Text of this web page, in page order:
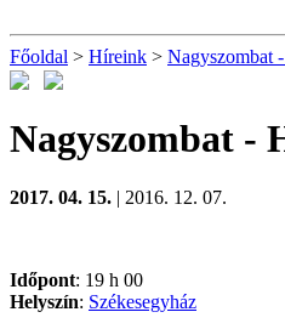
Főoldal > Híreink > Nagyszombat
Nagyszombat -
2017. 04. 15. | 2016. 12. 07.
Időpont: 19 h 00
Helyszín: Székesegyház